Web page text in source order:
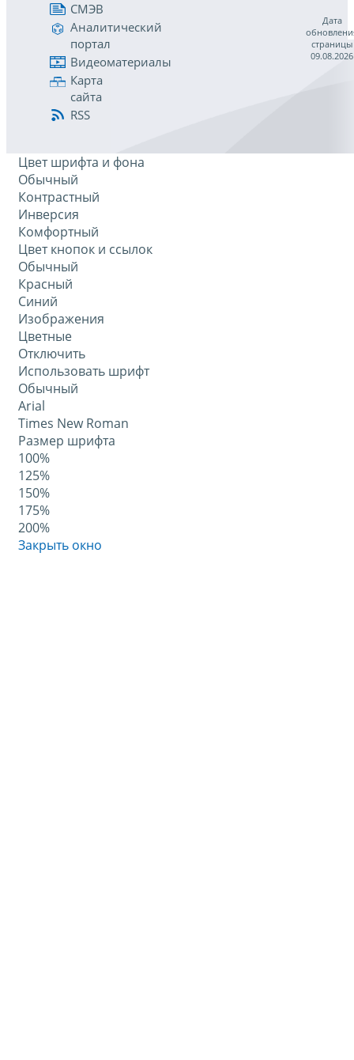
СМЭВ
Аналитический
портал
Видеоматериалы
Карта
сайта
RSS
Дата
страницы
09.08.2026
Цвет шрифта и фона
Обычный
Контрастный
Инверсия
Комфортный
Цвет кнопок и ссылок
Обычный
Красный
Синий
Изображения
Цветные
Отключить
Использовать шрифт
Обычный
Arial
Times New Roman
Размер шрифта
100%
125%
150%
175%
200%
Закрыть окно